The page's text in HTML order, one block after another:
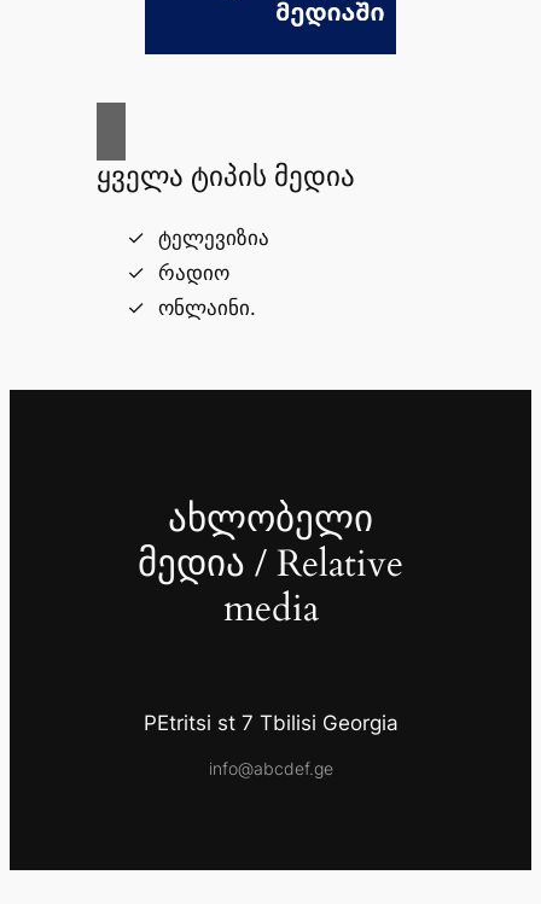
ყველა ტიპის მედია
ტელევიზია
რადიო
ონლაინი.
ახლობელი
მედია / Relative
media
PEtritsi st 7 Tbilisi Georgia
info@abcdef.ge